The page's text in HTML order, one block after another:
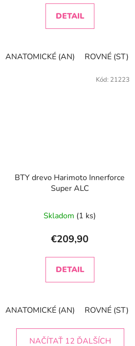
KONKAVNÉ (FL)
2,3
z
DETAIL
ANATOMICKÉ (AN) ROVNÉ (ST)
BTY drevo Harimoto Innerforce
Super ALC
Skladom (1 ks)
€209,90
DETAIL
ANATOMICKÉ (AN) ROVNÉ (ST)
Kód: 21223
NAČÍTAŤ 12 ĎALŠÍCH